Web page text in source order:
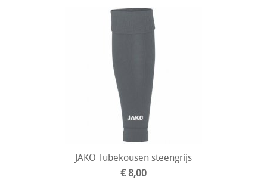
JAKO Tubekousen steengrijs
€ 8,00